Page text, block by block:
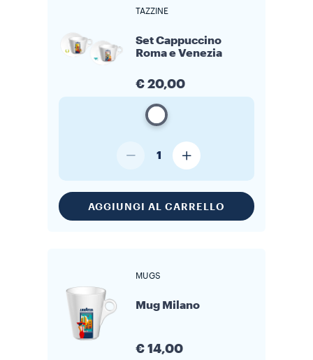
TAZZINE
Set Cappuccino
Roma e Venezia
€ 20,00
1
AGGIUNGI AL CARRELLO
MUGS
Mug Milano
€ 14,00